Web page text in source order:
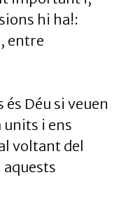
hi ha!:
entre
és Déu si veuen
units i ens
voltant del